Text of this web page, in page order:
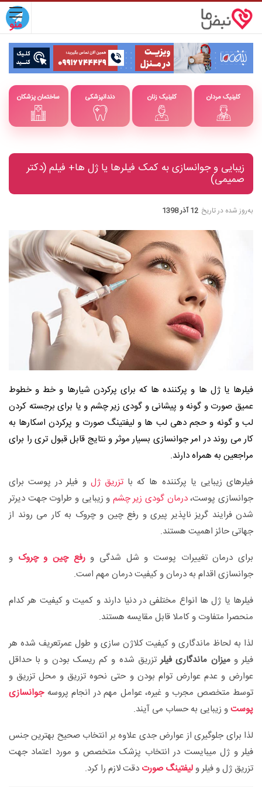
ساختمان پزشکان دندانپزشکی کلینیک زنان کلینیک مردان
زیبایی و جوانسازی به کمک فیلرها یا ژل ها+ فیلم (دکتر
صمیمی)
به‌روز شده در تاریخ 12 آذر 1398
فیلرها یا ژل ها و پرکننده ها که برای پرکردن شیارها و خط و خطوط
عمیق صورت و گونه و پیشانی و گودی زیر چشم و یا برای برجسته کردن
لب و گونه و حجم دهی لب ها و لیفتینگ صورت و پرکردن اسکارها به
کار می روند در امر جوانسازی بسیار موثر و نتایج قابل قبول تری را برای
مراجعین به همراه دارند.
فیلرهای زیبایی یا پرکننده ها که باتزریق ژل و فیلر در پوست برای
جوانسازی پوست،درمان گودی زیر چشم و زیبایی و طراوت جهت دیرتر
شدن فرایند گریز ناپذیر پیری و رفع چین و چروک به کار می روند از
جهاتی حائز اهمیت هستند.
برای درمان تغییرات پوست و شل شدگی ورفع چین و چروک و
جوانسازی اقدام به درمان و کیفیت درمان مهم است.
فیلرها یا ژل ها انواع مختلفی در دنیا دارند و کمیت و کیفیت هر کدام
منحصرا متفاوت و کاملا قابل مقایسه هستند.
لذا به لحاظ ماندگاری و کیفیت کلاژن سازی و طول عمرتعریف شده هر
فیلر ومیزان ماندگاری فیلرتزریق شده و کم ریسک بودن و با حداقل
عوارض و عدم عوارض توام بودن و حتی نحوه تزریق و محل تزریق و
توسط متخصص مجرب و غیره، عوامل مهم در انجام پروسهجوانسازی
پوستو زیبایی به حساب می آیند.
لذا برای جلوگیری از عوارض جدی علاوه بر انتخاب صحیح بهترین جنس
فیلر و ژل میبایست در انتخاب پزشک متخصص و مورد اعتماد جهت
تزریق ژل و فیلر ولیفتینگ صورت دقت لازم را کرد.